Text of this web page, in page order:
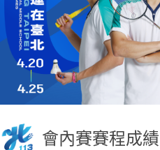
會內賽賽程成績